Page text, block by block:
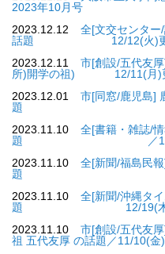
2023年10月号
2023.12.12
全[文交センター
話題 12/12(火)更
2023.12.11
市[創設/五代友
所)開学の祖) 12/11(月)
2023.12.01
市[同窓/鹿児島]
題 12/01(
2023.11.10
全[書籍・雑誌/
題 ／11/10(金)
2023.11.10
全[新聞/福島民
題 09/22(日)
2023.11.10
全[新聞/沖縄タ
題 12/19(木)更
2023.11.10
市[創設/五代友
祖 五代友厚 の話題／11/10(金